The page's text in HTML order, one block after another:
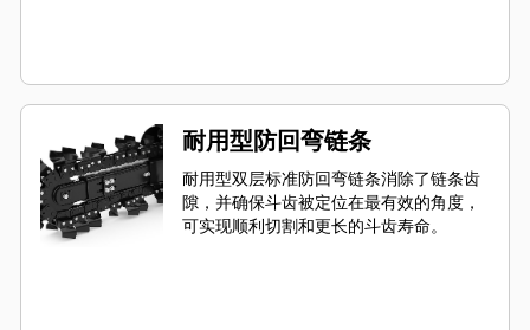
耐用型防回弯链条
耐用型双层标准防回弯链条消除了链条齿
隙，并确保斗齿被定位在最有效的角度，
可实现顺利切割和更长的斗齿寿命。